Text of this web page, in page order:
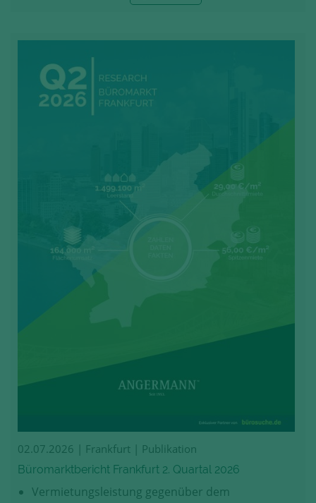
02.07.2026 | Frankfurt | Publikation
Büromarktbericht Frankfurt 2. Quartal 2026
Vermietungsleistung gegenüber dem